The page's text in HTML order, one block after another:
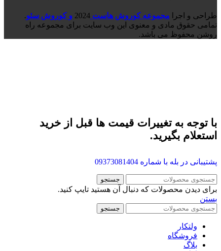
طراحی و اجرا مجموعه کوروش هاست 2024 و کوروش سئو.
تمامی حقوق مادی و معنوی این وب سایت برای مجموعه راه
روشن محفوظ می باشد.
با توجه به تغییرات قیمت ها قبل از خرید
استعلام بگیرید.
پشتیبانی در بله با شماره 09373081404
جستجو
برای دیدن محصولات که دنبال آن هستید تایپ کنید.
بستن
جستجو
ولتکار
فروشگاه
بلاگ